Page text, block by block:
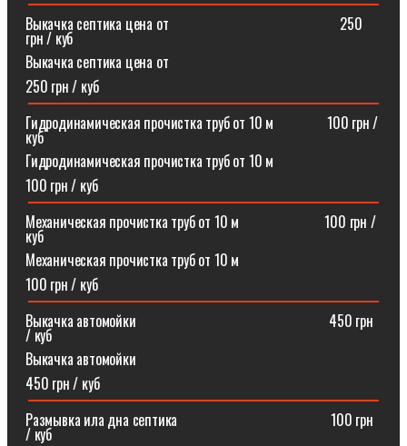
Выкачка септика цена от⠀⠀⠀⠀⠀⠀⠀⠀⠀⠀⠀⠀⠀⠀⠀⠀250
грн / куб
Выкачка септика цена от
250 грн / куб
Гидродинамическая прочистка труб от 10 м⠀⠀⠀⠀⠀100 грн /
куб
Гидродинамическая прочистка труб от 10 м
100 грн / куб
Механическая прочистка труб от 10 м⠀⠀⠀⠀⠀⠀⠀⠀100 грн /
куб
Механическая прочистка труб от 10 м
100 грн / куб
Выкачка автомойки⠀⠀⠀⠀⠀⠀⠀⠀⠀⠀⠀⠀⠀⠀⠀⠀⠀⠀450 грн
/ куб
Выкачка автомойки
450 грн / куб
Размывка ила дна септика ⠀⠀⠀⠀⠀⠀⠀⠀⠀⠀⠀⠀⠀⠀100 грн
/ куб